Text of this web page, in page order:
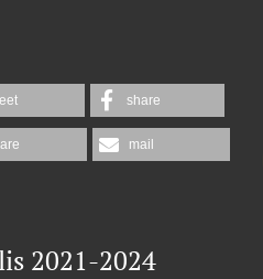
share
mail
2021-2024